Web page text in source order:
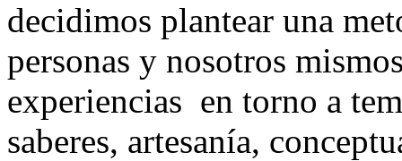
decidimos plantear una
personas y nosotros
experiencias en torno a
saberes, artesanía,